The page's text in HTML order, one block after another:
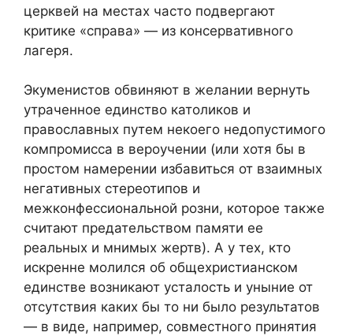
церквей на местах часто подвергают
критике «справа» — из консервативного
лагеря.
Экуменистов обвиняют в желании вернуть
утраченное единство католиков и
православных путем некоего недопустимого
компромисса в вероучении (или хотя бы в
простом намерении избавиться от взаимных
негативных стереотипов и
межконфессиональной розни, которое также
считают предательством памяти ее
реальных и мнимых жертв). А у тех, кто
искренне молился об общехристианском
единстве возникают усталость и уныние от
отсутствия каких бы то ни было результатов
— в виде, например, совместного принятия